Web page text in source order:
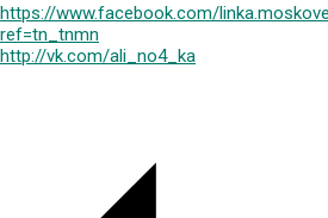
https://www.facebook.com/
ref=tn_tnmn
http://vk.com/ali_no4_ka